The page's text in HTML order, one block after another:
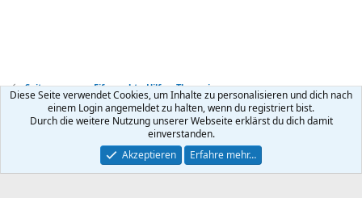
Seitensprung + Eifersucht - Hilfe + Therapie
Kontakt Nutzungsbedingungen Datenschutz Hilfe
R
Community platform by XenForo ® © 2010-2026 XenForo Ltd.
Diese Seite verwendet Cookies, um Inhalte zu personalisieren und dich nach
einem Login angemeldet zu halten, wenn du registriert bist.
Durch die weitere Nutzung unserer Webseite erklärst du dich damit
einverstanden.
Akzeptieren
Erfahre mehr…